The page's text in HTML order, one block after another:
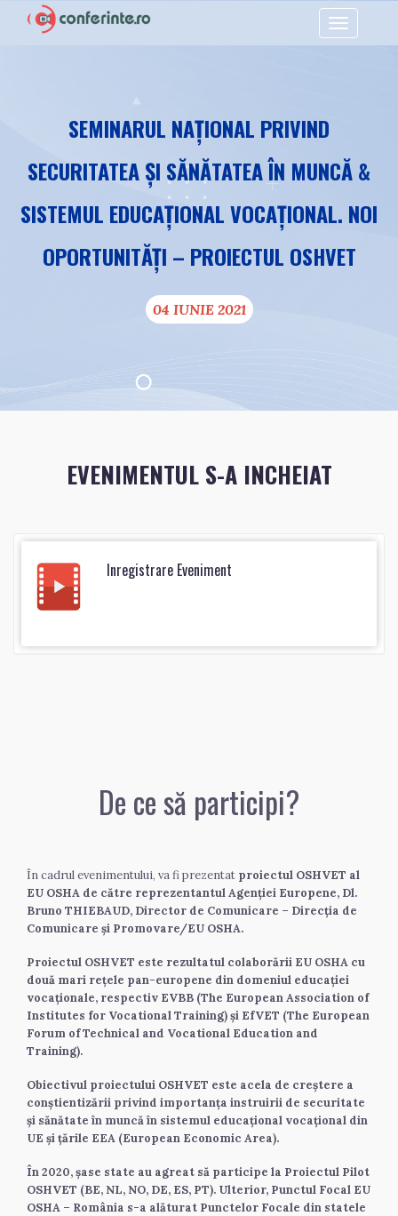
SEMINARUL NAȚIONAL PRIVIND
SECURITATEA ȘI SĂNĂTATEA ÎN MUNCĂ &
SISTEMUL EDUCAȚIONAL VOCAȚIONAL. NOI
OPORTUNITĂȚI – PROIECTUL OSHVET
04 IUNIE 2021
EVENIMENTUL S-A INCHEIAT
Inregistrare Eveniment
De ce să participi?
În cadrul evenimentului, va fi prezentat proiectul OSHVET al
EU OSHA de către reprezentantul Agenției Europene, Dl.
Bruno THIEBAUD, Director de Comunicare – Direcția de
Comunicare și Promovare/EU OSHA.
Proiectul OSHVET este rezultatul colaborării EU OSHA cu
două mari rețele pan-europene din domeniul educației
vocaționale, respectiv EVBB (The European Association of
Institutes for Vocational Training) și EfVET (The European
Forum of Technical and Vocational Education and
Training).
Obiectivul proiectului OSHVET este acela de creștere a
conștientizării privind importanța instruirii de securitate
și sănătate în muncă în sistemul educațional vocațional din
UE și țările EEA (European Economic Area).
În 2020, șase state au agreat să participe la Proiectul Pilot
OSHVET (BE, NL, NO, DE, ES, PT). Ulterior, Punctul Focal EU
OSHA – România s-a alăturat Punctelor Focale din statele
Toggle
navigation